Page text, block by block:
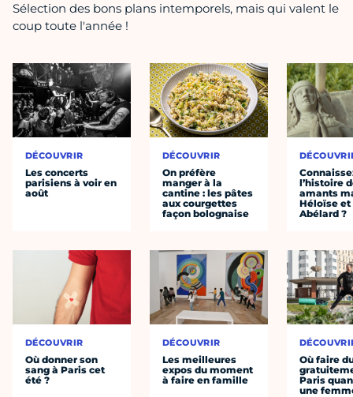
Sélection des bons plans intemporels, mais qui valent le
coup toute l'année !
DÉCOUVRIR
Les concerts
parisiens à voir en
août
DÉCOUVRIR
Où donner son
sang à Paris cet
été ?
DÉCOUVRIR
On préfère
manger à la
cantine : les pâtes
aux courgettes
façon bolognaise
DÉCOUVRIR
Les meilleures
expos du moment
à faire en famille
l’histoire
amants
Héloïse et
Abélard ?
Où faire
Paris
une